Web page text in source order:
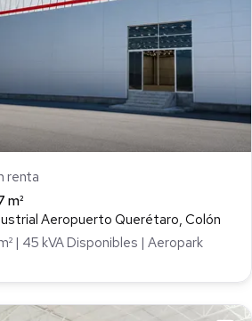
renta
m²
Aeropuerto Querétaro, Colón
| 45 kVA Disponibles | Aeropark